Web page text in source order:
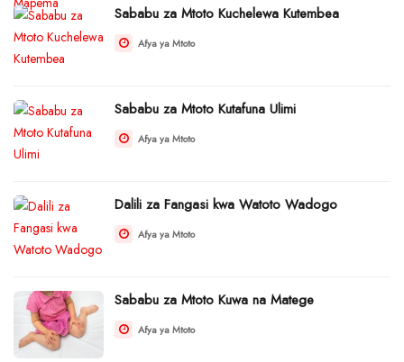
Sababu za Mtoto Kuchelewa Kutembea
Afya ya Mtoto
Sababu za Mtoto Kutafuna Ulimi
Afya ya Mtoto
Dalili za Fangasi kwa Watoto Wadogo
Afya ya Mtoto
Sababu za Mtoto Kuwa na Matege
Afya ya Mtoto